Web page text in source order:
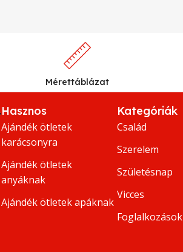
Mérettáblázat
Hasznos
Ajándék ötletek
karácsonyra
Ajándék ötletek
anyáknak
Ajándék ötletek apáknak
Kategóriák
Család
Szerelem
Születésnap
Vicces
Foglalkozások